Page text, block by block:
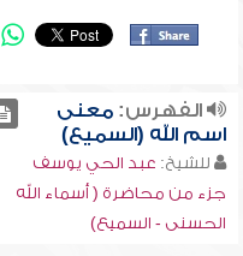
الفهرس:معنى
اسم الله (السميع)
للشيخ: عبد الحي يوسف
جزء من محاضرة ( أسماء الله
الحسنى - السميع)